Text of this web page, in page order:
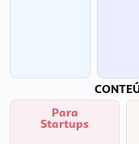
Para
Startups